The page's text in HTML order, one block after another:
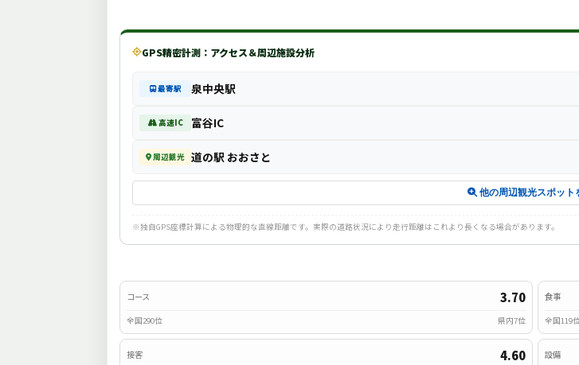
GPS精密計測：アクセス＆周辺施設分析
最寄駅 泉中央駅
高速IC 富谷IC
周辺観光 道の駅 おおさと
他の周辺観光スポット
※独自GPS座標計算による物理的な直線距離です。実際の道路状況により走行距離はこれより長くなる場合があります。
コース 3.70
全国290位 県内7位
食事
全国119
接客 4.60 設備